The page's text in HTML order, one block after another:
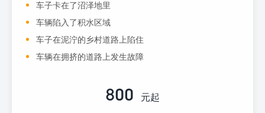
车子卡在了沼泽地里
车辆陷入了积水区域
车子在泥泞的乡村道路上陷住
车辆在拥挤的道路上发生故障
800 元起